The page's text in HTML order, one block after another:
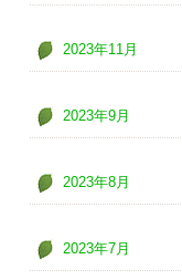
2023年11月
2023年9月
2023年8月
2023年7月